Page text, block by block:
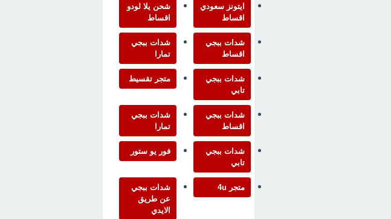
ايتونز سعودي
اقساط
شحن يلا لودو
اقساط
شدات ببجي
اقساط
شدات ببجي
تمارا
شدات ببجي
تابي
متجر تقسيط
شدات ببجي
اقساط
شدات ببجي
تمارا
شدات ببجي
تابي
فور يو ستور
متجر 4u
شدات ببجي
عن طريق
الايدي